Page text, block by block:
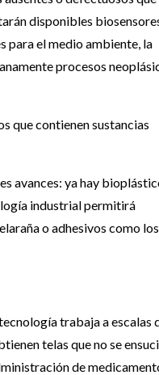
disponibles
para el medio ambiente, la
procesos
que contienen sustancias
avances: ya hay
industrial permitirá
o adhesivos como
trabaja a escalas
telas que no se
de